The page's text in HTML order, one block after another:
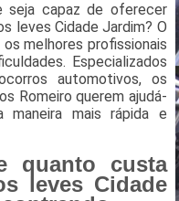
seja capaz de oferecer
leves Cidade Jardim? O
melhores profissionais
Especializados
automotivos, os
Romeiro querem ajudá-
mais rápida e
quanto custa
leves Cidade